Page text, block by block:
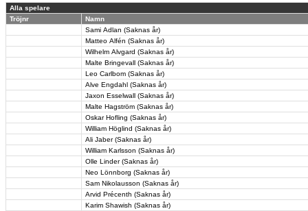
Alla spelare
Tröjnr
Namn
Sami Adlan (Saknas år)
Matteo Alfén (Saknas år)
Wilhelm Alvgard (Saknas år)
Malte Bringevall (Saknas år)
Leo Carlbom (Saknas år)
Alve Engdahl (Saknas år)
Jaxon Esselwall (Saknas år)
Malte Hagström (Saknas år)
Oskar Hofling (Saknas år)
William Höglind (Saknas år)
Ali Jaber (Saknas år)
William Karlsson (Saknas år)
Olle Linder (Saknas år)
Neo Lönnborg (Saknas år)
Sam Nikolausson (Saknas år)
Arvid Précenth (Saknas år)
Karim Shawish (Saknas år)